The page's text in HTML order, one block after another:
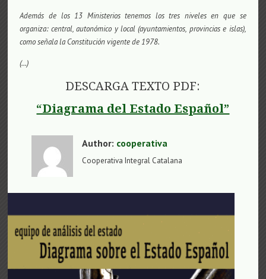
Además de los 13 Ministerios tenemos los tres niveles en que se
organiza: central, autonómico y local (ayuntamientos, provincias e islas),
como señala la Constitución vigente de 1978.
(…)
DESCARGA TEXTO PDF:
“Diagrama del Estado Español”
Author: cooperativa
Cooperativa Integral Catalana